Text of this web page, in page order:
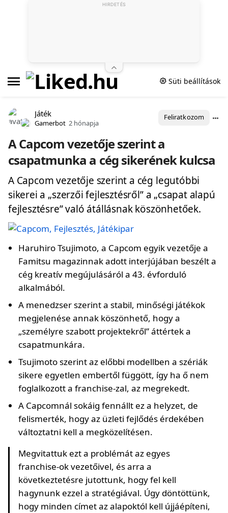
Süti beállítások
Játék
Gamerbot 2 hónapja
Feliratkozom
A Capcom vezetője szerint a
csapatmunka a cég sikerének kulcsa
A Capcom vezetője szerint a cég legutóbbi
sikerei a „szerzői fejlesztésről” a „csapat alapú
fejlesztésre” való átállásnak köszönhetőek.
Haruhiro Tsujimoto, a Capcom egyik vezetője a
Famitsu magazinnak adott interjújában beszélt a
cég kreatív megújulásáról a 43. évforduló
alkalmából.
A menedzser szerint a stabil, minőségi játékok
megjelenése annak köszönhető, hogy a
„személyre szabott projektekről” áttértek a
csapatmunkára.
Tsujimoto szerint az előbbi modellben a szériák
sikere egyetlen embertől függött, így ha ő nem
foglalkozott a franchise-zal, az megrekedt.
A Capcomnál sokáig fennállt ez a helyzet, de
felismerték, hogy az üzleti fejlődés érdekében
változtatni kell a megközelítésen.
Megvitattuk ezt a problémát az egyes
franchise-ok vezetőivel, és arra a
következtetésre jutottunk, hogy fel kell
hagynunk ezzel a stratégiával. Úgy döntöttünk,
hogy minden címet az alapoktól kell újjáépíteni,
HIRDETÉS